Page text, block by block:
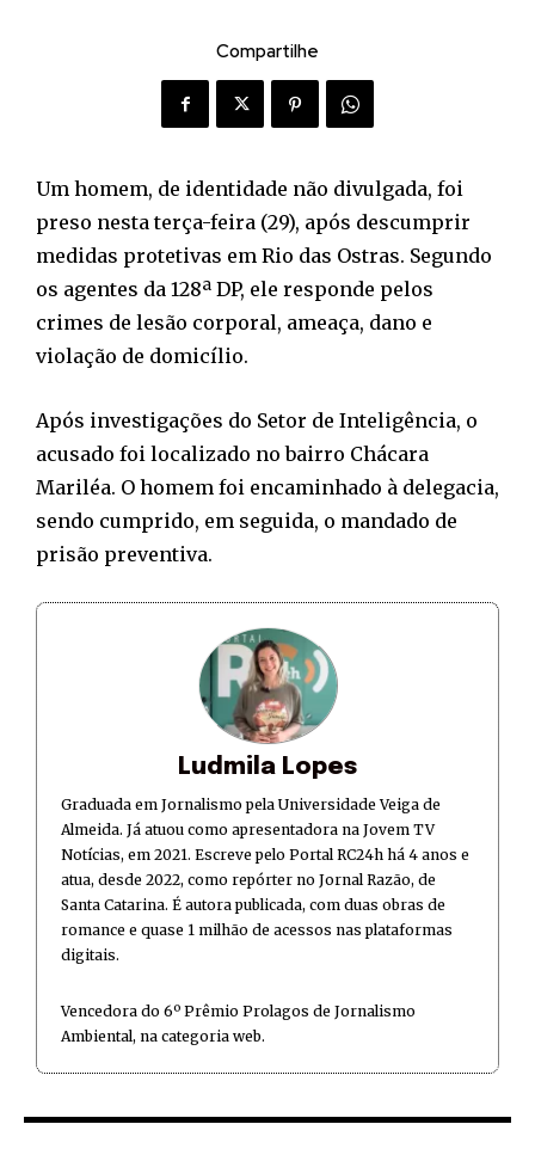
Compartilhe
Um homem, de identidade não divulgada, foi
preso nesta terça-feira (29), após descumprir
medidas protetivas em Rio das Ostras. Segundo
os agentes da 128ª DP, ele responde pelos
crimes de lesão corporal, ameaça, dano e
violação de domicílio.
Após investigações do Setor de Inteligência, o
acusado foi localizado no bairro Chácara
Mariléa. O homem foi encaminhado à delegacia,
sendo cumprido, em seguida, o mandado de
prisão preventiva.
Ludmila Lopes
Graduada em Jornalismo pela Universidade Veiga de
Almeida. Já atuou como apresentadora na Jovem TV
Notícias, em 2021. Escreve pelo Portal RC24h há 4 anos e
atua, desde 2022, como repórter no Jornal Razão, de
Santa Catarina. É autora publicada, com duas obras de
romance e quase 1 milhão de acessos nas plataformas
digitais.
Vencedora do 6º Prêmio Prolagos de Jornalismo
Ambiental, na categoria web.